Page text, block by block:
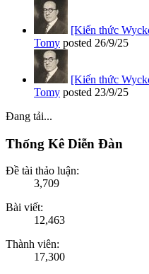
[Kiến thức
Tomy posted 26/9/25
[Kiến thức
Tomy posted 23/9/25
Đang tải...
Thống Kê Diễn Đàn
Đề tài thảo luận:
3,709
Bài viết:
12,463
Thành viên:
17,300